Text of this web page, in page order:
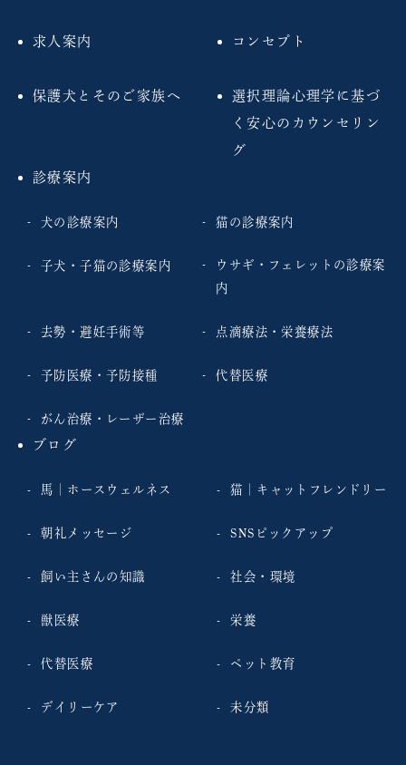
求人案内 コンセプト
保護犬とそのご家族へ
選択理論心理学に基づ
く安心のカウンセリン
グ
診療案内
犬の診療案内 猫の診療案内
子犬・子猫の診療案内
ウサギ・フェレットの診療案
内
去勢・避妊手術等 点滴療法・栄養療法
予防医療・予防接種 代替医療
がん治療・レーザー治療
ブログ
馬｜ホースウェルネス 猫｜キャットフレンドリー
朝礼メッセージ SNSピックアップ
飼い主さんの知識 社会・環境
獣医療 栄養
代替医療 ペット教育
デイリーケア 未分類